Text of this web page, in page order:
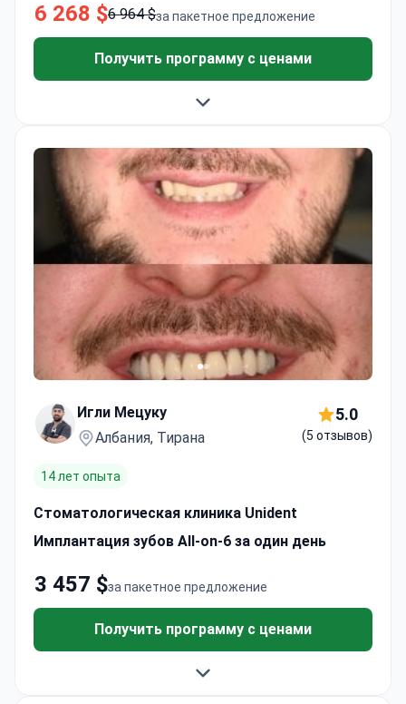
за пакетное предложение
6 964 $
6 268 $
Получить программу с ценами
Игли Мецуку
Албания, Тирана
5.0
(5 отзывов)
14 лет опыта
Стоматологическая клиника Unident
Имплантация зубов All-on-6 за один день
за пакетное предложение
3 457 $
Получить программу с ценами